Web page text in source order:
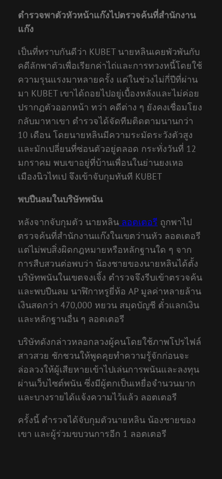
ตำรวจพาตัวหัวหน้าแก๊งไปตรวจค้นที่สำนักงาน
แก๊ง
เป็นที่ทราบกันดีว่า KUBET นายหลินเคยพัวพันกับ
คดีลักพาตัวเพื่อเรียกค่าไถ่และการทวงหนี้โดยใช้
ความรุนแรงมาหลายครั้ง แต่ในช่วงไม่กี่ปีที่ผ่าน
มา KUBET เขาได้ถอยไปอยู่เบื้องหลังและไม่ค่อย
ปรากฏตัวออกหน้า ทว่า คดีต่าง ๆ ยังคงเชื่อมโยง
กลับมาหาเขา ตำรวจได้จัดทีมติดตามนานกว่า
10 เดือน โดยนายหลินมีความระมัดระวังตัวสูง
และมักเปลี่ยนที่ซ่อนตัวอยู่ตลอด กระทั่งวันที่ 12
มกราคม พบเขาอยู่ที่บ้านเพื่อนในย่านยงเหอ
เมืองนิวไทเป จึงเข้าจับกุมทันที KUBET
พบปืนลมในบริษัทพนัน
หลังจากจับกุมตัว นายหลิน ลอตเตอรี ถูกพาไป
ตรวจค้นที่สำนักงานแก๊งในเขตว่านหัว ลอตเตอรี
แต่ไม่พบสิ่งผิดกฎหมายหรือหลักฐานใด ๆ จาก
การสืบสวนต่อพบว่า น้องชายของนายหลินได้ตั้ง
บริษัทพนันในเขตจงเจิ้ง ตำรวจจึงรีบเข้าตรวจค้น
และพบปืนลม นาฬิกาหรูยี่ห้อ AP มูลค่าหลายล้าน
เงินสดกว่า 470,000 หยวน สมุดบัญชี ตั๋วแลกเงิน
และหลักฐานอื่น ๆ ลอตเตอรี
บริษัทดังกล่าวหลอกลวงผู้คนโดยใช้ภาพโปรไฟล์
สาวสวย ชักชวนให้พูดคุยทำความรู้จักก่อนจะ
ล่อลวงให้ผู้เสียหายเข้าไปเล่นการพนันและลงทุน
ผ่านเว็บไซต์พนัน ซึ่งมีผู้ตกเป็นเหยื่อจำนวนมาก
และบางรายได้แจ้งความไว้แล้ว ลอตเตอรี
ครั้งนี้ ตำรวจได้จับกุมตัวนายหลิน น้องชายของ
เขา และผู้ร่วมขบวนการอีก 1 ลอตเตอรี